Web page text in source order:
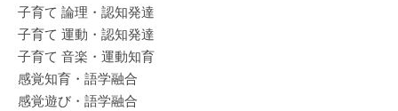
子育て 論理・認知発達
子育て 運動・認知発達
子育て 音楽・運動知育
感覚知育・語学融合
感覚遊び・語学融合